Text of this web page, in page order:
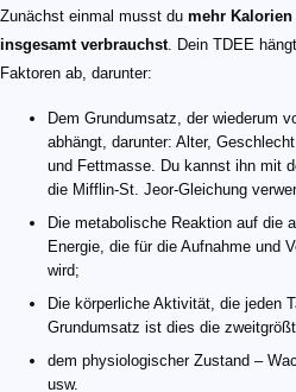
Zunächst einmal musst du mehr
insgesamt verbrauchst. Dein TDEE
Faktoren ab, darunter:
Dem Grundumsatz, der wiederum
abhängt, darunter: Alter,
und Fettmasse. Du kannst ihn mit
die Mifflin-St. Jeor-Gleichung
Die metabolische Reaktion auf die
Energie, die für die Aufnahme und
wird;
Die körperliche Aktivität, die jeden
Grundumsatz ist dies die
dem physiologischer Zustand –
usw.